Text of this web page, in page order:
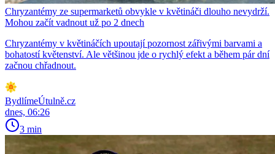
Chryzantémy ze supermarketů obvykle v květináči dlouho nevydrží.
Mohou začít vadnout už po 2 dnech
Chryzantémy v květináčích upoutají pozornost zářivými barvami a
bohatostí květenství. Ale většinou jde o rychlý efekt a během pár dní
začnou chřadnout.
BydlímeÚtulně.cz
dnes, 06:26
3 min